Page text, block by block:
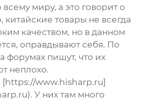
миру, а это говорит о
китайские товары не всегда
качеством, но в данном
оправдывают себя. По
форумах пишут, что их
неплохо.
[https://www.hisharp.ru]
У них там много